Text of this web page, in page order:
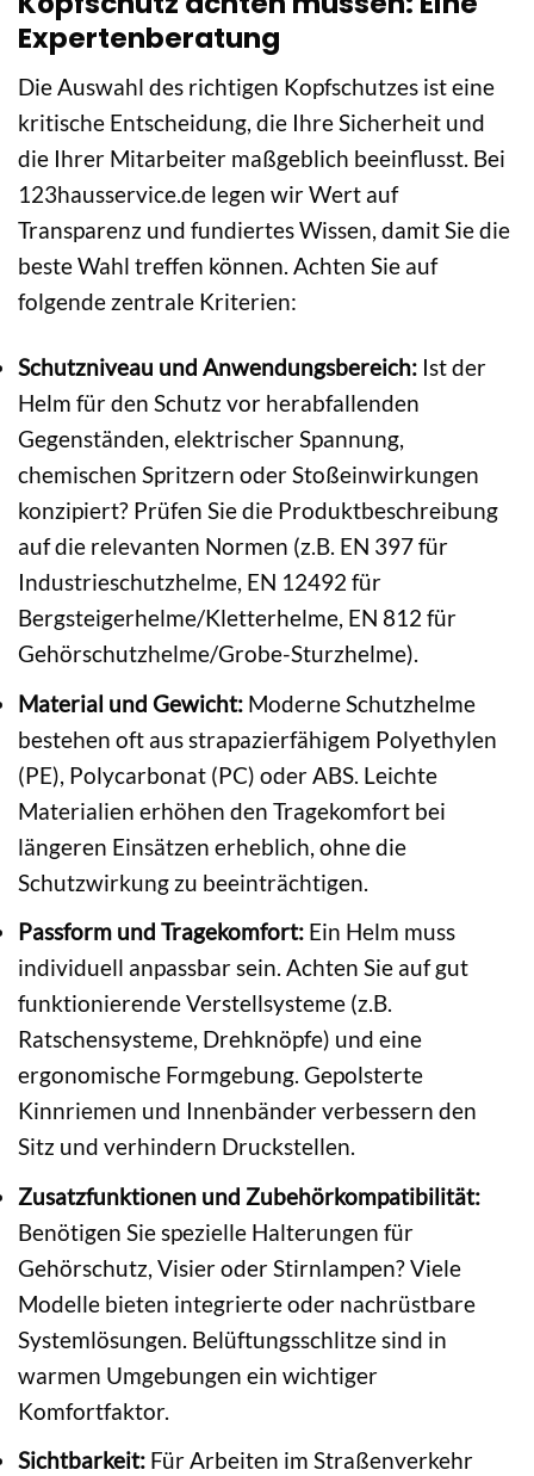
Expertenberatung
Die Auswahl des richtigen Kopfschutzes ist eine
kritische Entscheidung, die Ihre Sicherheit und
die Ihrer Mitarbeiter maßgeblich beeinflusst. Bei
123hausservice.de legen wir Wert auf
Transparenz und fundiertes Wissen, damit Sie die
beste Wahl treffen können. Achten Sie auf
folgende zentrale Kriterien:
Schutzniveau und Anwendungsbereich: Ist der
Helm für den Schutz vor herabfallenden
Gegenständen, elektrischer Spannung,
chemischen Spritzern oder Stoßeinwirkungen
konzipiert? Prüfen Sie die Produktbeschreibung
auf die relevanten Normen (z.B. EN 397 für
Industrieschutzhelme, EN 12492 für
Bergsteigerhelme/Kletterhelme, EN 812 für
Gehörschutzhelme/Grobe-Sturzhelme).
Material und Gewicht: Moderne Schutzhelme
bestehen oft aus strapazierfähigem Polyethylen
(PE), Polycarbonat (PC) oder ABS. Leichte
Materialien erhöhen den Tragekomfort bei
längeren Einsätzen erheblich, ohne die
Schutzwirkung zu beeinträchtigen.
Passform und Tragekomfort: Ein Helm muss
individuell anpassbar sein. Achten Sie auf gut
funktionierende Verstellsysteme (z.B.
Ratschensysteme, Drehknöpfe) und eine
ergonomische Formgebung. Gepolsterte
Kinnriemen und Innenbänder verbessern den
Sitz und verhindern Druckstellen.
Zusatzfunktionen und Zubehörkompatibilität:
Benötigen Sie spezielle Halterungen für
Gehörschutz, Visier oder Stirnlampen? Viele
Modelle bieten integrierte oder nachrüstbare
Systemlösungen. Belüftungsschlitze sind in
warmen Umgebungen ein wichtiger
Komfortfaktor.
Sichtbarkeit: Für Arbeiten im Straßenverkehr